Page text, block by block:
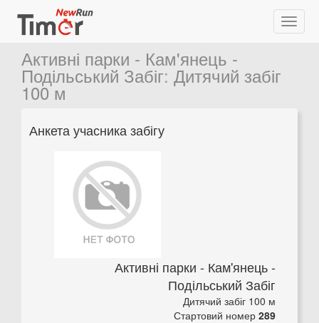
Активні парки - Кам'янець -
Подільський Забіг: Дитячий забіг
100 м
Анкета учасника забігу
Активні парки - Кам'янець -
Подільський Забіг
Дитячий забіг 100 м
Стартовий номер 289